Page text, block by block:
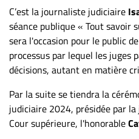
entreprises
Page
entreprises
Publier
emploi
Publicité
C’est la journaliste judiciaire
séance publique « Tout savoir
sera l'occasion pour le public
processus par lequel les juges
décisions, autant en matière
Par la suite se tiendra la
judiciaire 2024, présidée par
Cour supérieure, l'honorable